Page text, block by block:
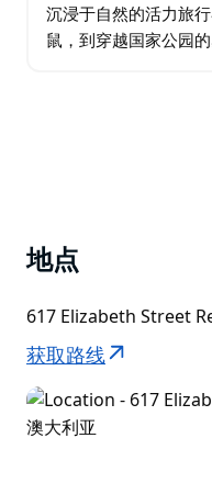
沉浸于自然的活力旅
鼠，到穿越国家公园
地点
617 Elizabeth Street
获取路线